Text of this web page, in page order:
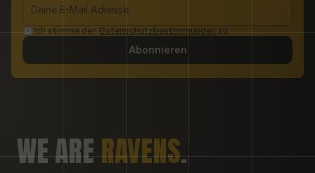
Ich stimme den Datenschutzbestimmungen zu.
Abonnieren
WE ARE RAVENS.